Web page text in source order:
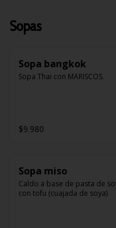
Sopas
Sopa bangkok
Sopa Thai con MARISCOS.
$9.980
Sopa miso
Caldo a base de pasta de
con tofu (cuajada de soya)